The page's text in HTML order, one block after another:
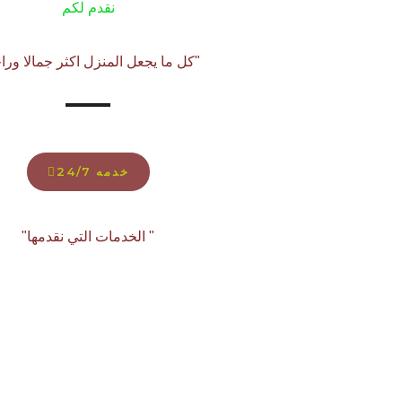
نقدم لكم
"كل ما يجعل المنزل اكثر جمالا
خدمه 24/7
" الخدمات التي نقدمها"